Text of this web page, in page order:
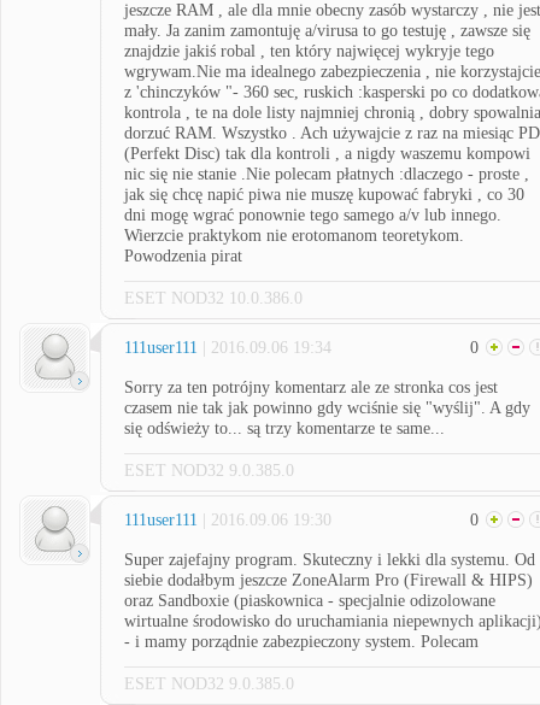
jeszcze RAM , ale dla mnie obecny zasób wystarczy , nie jest
mały. Ja zanim zamontuję a/virusa to go testuję , zawsze się
znajdzie jakiś robal , ten który najwięcej wykryje tego
wgrywam.Nie ma idealnego zabezpieczenia , nie korzystajcie
z 'chinczyków "- 360 sec, ruskich :kasperski po co
kontrola , te na dole listy najmniej chronią , dobry spowalnia
dorzuć RAM. Wszystko . Ach używajcie z raz na miesiąc PD
(Perfekt Disc) tak dla kontroli , a nigdy waszemu kompowi
nic się nie stanie .Nie polecam płatnych :dlaczego - proste ,
jak się chcę napić piwa nie muszę kupować fabryki , co 30
dni mogę wgrać ponownie tego samego a/v lub innego.
Wierzcie praktykom nie erotomanom teoretykom.
Powodzenia pirat
ESET NOD32 10.0.386.0
111user111 | 2016.09.06 19:34 0
Sorry za ten potrójny komentarz ale ze stronka cos jest
czasem nie tak jak powinno gdy wciśnie się "wyślij". A gdy
się odświeży to... są trzy komentarze te same...
ESET NOD32 9.0.385.0
111user111 | 2016.09.06 19:30 0
Super zajefajny program. Skuteczny i lekki dla systemu. Od
siebie dodałbym jeszcze ZoneAlarm Pro (Firewall & HIPS)
oraz Sandboxie (piaskownica - specjalnie odizolowane
wirtualne środowisko do uruchamiania niepewnych
- i mamy porządnie zabezpieczony system. Polecam
ESET NOD32 9.0.385.0